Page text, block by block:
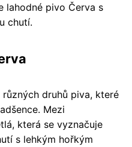
lahodné pivo Červa s
chutí.
druhů piva, které
Mezi
která se vyznačuje
s lehkým hořkým